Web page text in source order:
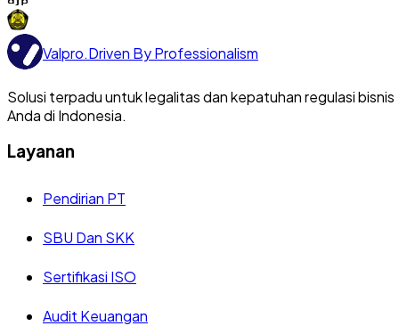
Valpro.Driven By Professionalism
Solusi terpadu untuk legalitas dan kepatuhan regulasi bisnis
Anda di Indonesia.
Layanan
Pendirian PT
SBU Dan SKK
Sertifikasi ISO
Audit Keuangan